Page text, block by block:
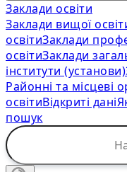
Заклади освіти
Заклади вищої
освітиЗаклади
освітиЗаклади
інститути (установи)
Районні та місцеві
освітиВідкриті дані
пошук